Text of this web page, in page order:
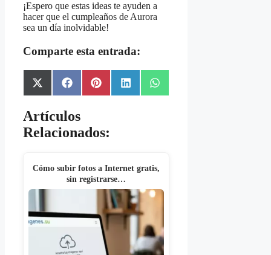
¡Espero que estas ideas te ayuden a
hacer que el cumpleaños de Aurora
sea un día inolvidable!
Comparte esta entrada:
Share
on
X
(Twitter)
Share
on
FacebookShare
on
PinterestShare
on
LinkedInShare
on
WhatsApp
Artículos
Relacionados:
Cómo subir fotos a Internet gratis,
sin registrarse…